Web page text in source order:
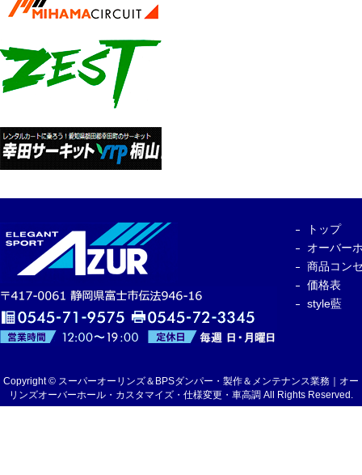
トップ
オーバー
商品コン
価格表
style藍
Copyright © スーパーオーリンズ＆BPSダンパー・製作＆メンテナンス業務｜オー
リンズオーバーホール・カスタマイズ・仕様変更・車高調 All Rights Reserved.